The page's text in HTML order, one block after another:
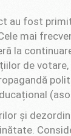
au fost
mai
la
de
și